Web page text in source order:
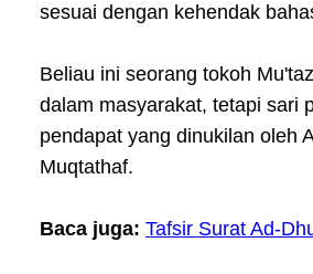
sesuai dengan kehendak
Beliau ini seorang tokoh
dalam masyarakat, tetapi sari
pendapat yang dinukilan oleh
Muqtathaf.
Baca juga: Tafsir Surat Ad-